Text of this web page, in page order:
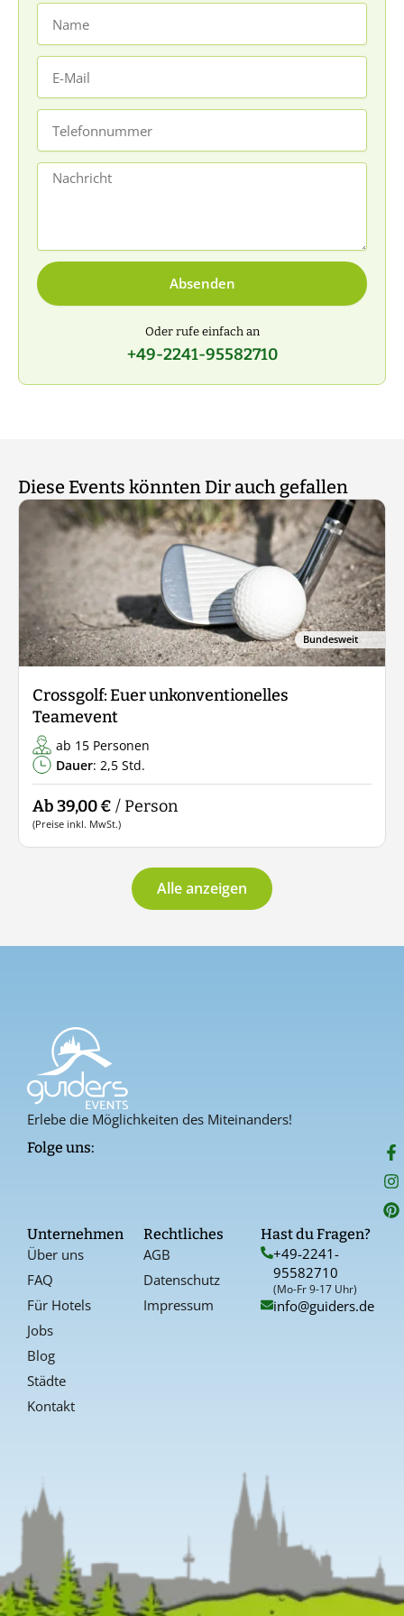
Mail
Nachricht
Absenden
Oder rufe einfach an
+49-2241-95582710
Diese Events könnten Dir auch gefallen
Bundesweit
Crossgolf: Euer unkonventionelles
Teamevent
ab 15 Personen
Dauer: 2,5 Std.
Ab 39,00 € / Person
(Preise inkl. MwSt.)
Alle anzeigen
Erlebe die Möglichkeiten des Miteinanders!
Folge uns: F
a
c
e
b
I
n
s
t
a
P
i
n
t
e
Unternehmen
Über uns
FAQ
Für Hotels
Jobs
Blog
Städte
Kontakt
Rechtliches
AGB
Datenschutz
Impressum
Hast du Fragen?
+49-2241-
95582710
(Mo-Fr 9-17 Uhr)
info@guiders.de
Kundenbewertungen und Erfahrungen zu
SEHR GUT